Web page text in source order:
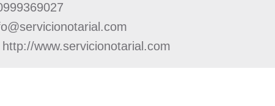
http://www.servicionotarial.com